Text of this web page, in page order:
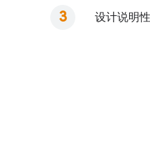
设计说明